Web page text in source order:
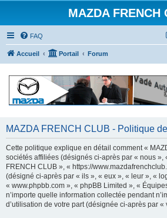
MAZDA FRENCH
FAQ
Accueil Portail Forum
MAZDA FRENCH CLUB - Politique
Cette politique explique en détail comment «
sociétés affiliées (désignés ci-après par « nous »,
FRENCH CLUB », « https://
(désigné ci-après par « ils », « eux », « leur », «
« www.phpbb.com », « phpBB Limited », «
n’importe quelle information collectée pendant
d’utilisation de votre part (désignée ci-après par «